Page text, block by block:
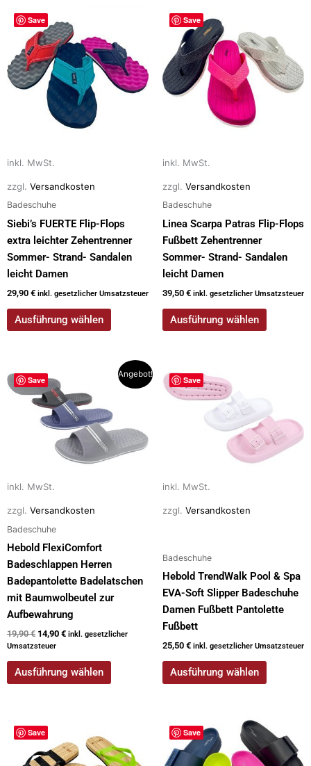
Save
inkl. MwSt.
zzgl. Versandkosten
Badeschuhe
Siebi’s FUERTE Flip-Flops
extra leichter Zehentrenner
Sommer- Strand- Sandalen
leicht Damen
29,90 € inkl. gesetzlicher Umsatzsteuer
Ausführung wählen
Dieses
Produkt
weist
mehrere
Varianten
auf
Produktseite
gewählt
werden
Save
inkl. MwSt.
zzgl. Versandkosten
Badeschuhe
Linea Scarpa Patras Flip-Flops
Fußbett Zehentrenner
Sommer- Strand- Sandalen
leicht Damen
39,50 € inkl. gesetzlicher Umsatzsteuer
Ausführung wählen
Dieses
Produkt
weist
mehrere
Varianten
auf.
auf
Produktseite
gewählt
werden
Save
Angebot!
inkl. MwSt.
zzgl. Versandkosten
Badeschuhe
Hebold FlexiComfort
Badeschlappen Herren
Badepantolette Badelatschen
mit Baumwolbeutel zur
Aufbewahrung
19,90€
Preis
war:
19,90 €
14,90 €
ist:
14,90 €.
inkl. gesetzlicher
Umsatzsteuer
Ausführung wählen
Dieses
Produkt
mehrere
Optionen
können
Produktseite
gewählt
werden
Save
inkl. MwSt.
zzgl. Versandkosten
Badeschuhe
Hebold TrendWalk Pool & Spa
EVA-Soft Slipper Badeschuhe
Damen Fußbett Pantolette
Fußbett
25,50 € inkl. gesetzlicher Umsatzsteuer
Ausführung wählen
Dieses
Produkt
Optionen
können
Produktseite
gewählt
werden
Save
Dieses
Produkt
weist
Save
Dieses
Produkt
weist